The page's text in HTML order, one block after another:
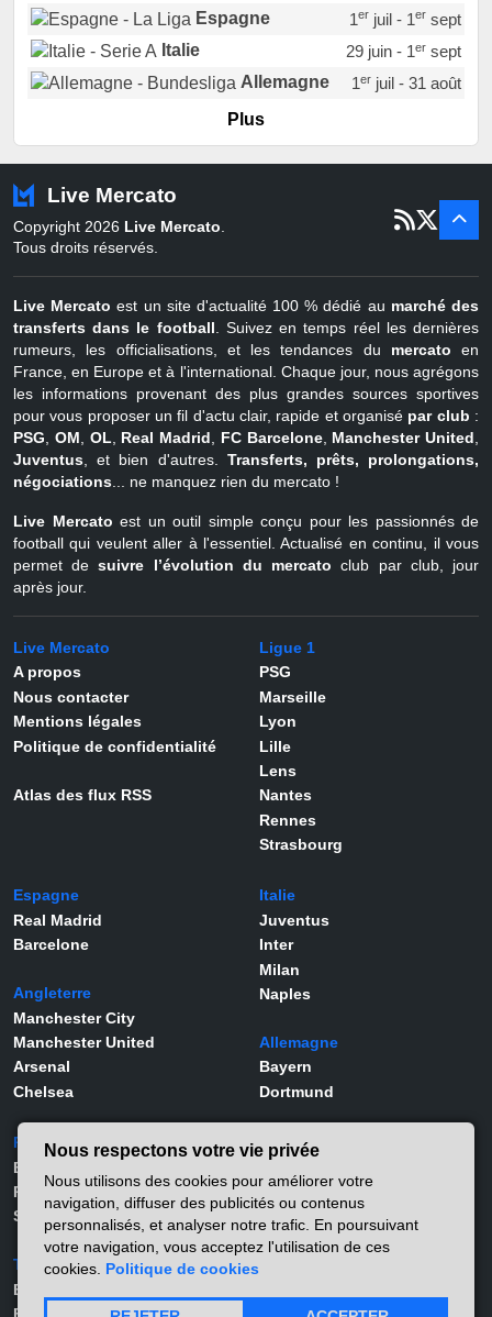
Espagne
1erjuil - 1ersept
Italie
29 juin - 1ersept
Allemagne
1erjuil - 31 août
Portugal
Pays-Bas
22 juin - 2 sept
Belgique
juil - 31
Plus
Live Mercato
Copyright 2026 Live Mercato
Tous droits réservés.
Live Mercato est un site d'actualité 100 % dédié au marché des
transferts dans le football . Suivez en temps réel les dernières
rumeurs, les officialisations, et les tendances du mercato en
France, en Europe et à l'international. Chaque jour, nous agrégons
les informations provenant des plus grandes sources sportives
pour vous proposer un fil d'actu clair, rapide et organisé par club :
PSG
OM OL Real Madrid FC Barcelone, Manchester United
Juventus , et bien d'autres. Transferts, prêts, prolongations,
négociations ... ne manquez rien du mercato !
Live Mercato est un outil simple conçu pour les passionnés de
football qui veulent aller à l'essentiel. Actualisé en continu, il vous
permet desuivre l’évolution du mercato club par club, jour
après jour.
Live Mercato
A propos
Nous contacter
Mentions légales
Politique de confidentialité
Atlas des flux RSS
Ligue 1
PSG
Marseille
Lyon
Lille
Lens
Nantes
Rennes
Strasbourg
Espagne
Real Madrid
Barcelone
Angleterre
Manchester City
Manchester United
Arsenal
Chelsea
Italie
Juventus
Inter
Milan
Naples
Allemagne
Bayern
Dortmund
Portugal
Benfica
Porto
Sporting
Turquie
Besiktas
Joueurs
Lamine Yamal
Rodrygo
Vinicius Jr
Nous respectons votre vie privée
Nous utilisons des cookies pour améliorer votre
navigation, diffuser des publicités ou contenus
personnalisés, et analyser notre trafic. En poursuivant
votre navigation, vous acceptez l'utilisation de ces
cookies. Politique de cookies